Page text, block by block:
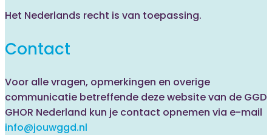
Het Nederlands recht is van toepassing.
Contact
Voor alle vragen, opmerkingen en overige
communicatie betreffende deze website van de GGD
GHOR Nederland kun je contact opnemen via e-mail
info@jouwggd.nl